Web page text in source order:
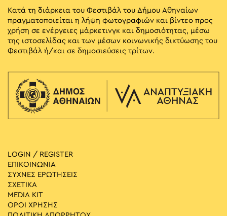
Κατά τη διάρκεια του Φεστιβάλ του Δήμου Αθηναίων
πραγματοποιείται η λήψη φωτογραφιών και βίντεο προς
χρήση σε ενέργειες μάρκετινγκ και δημοσιότητας, μέσω
της ιστοσελίδας και των μέσων κοινωνικής δικτύωσης του
Φεστιβάλ ή/και σε δημοσιεύσεις τρίτων.
LOGIN / REGISTER
ΕΠΙΚΟΙΝΩΝΙΑ
ΣΥΧΝΕΣ ΕΡΩΤΗΣΕΙΣ
ΣΧΕΤΙΚΑ
MEDIA ΚIT
ΟΡΟΙ ΧΡΗΣΗΣ